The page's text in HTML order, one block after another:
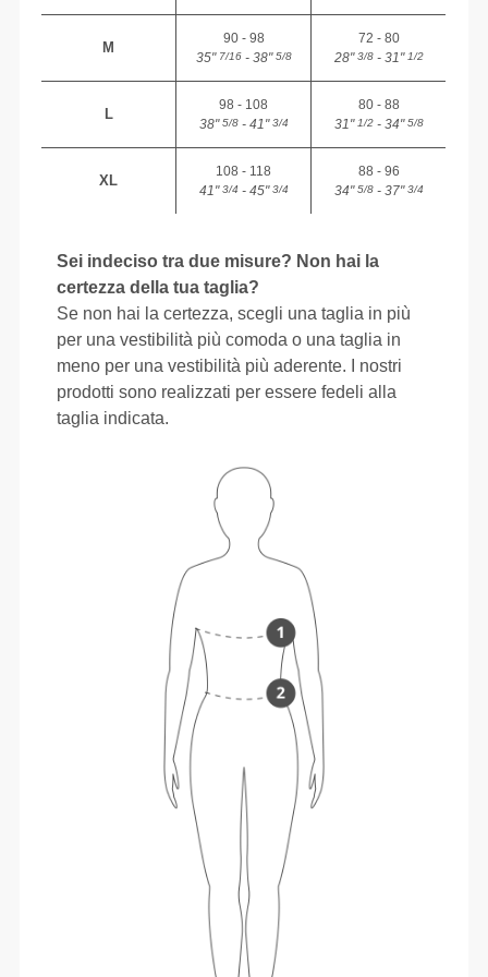
M
90 - 98
35"7/16- 38"5/8
72 - 80
28"3/8- 31"1/2
L
98 - 108
38"5/8- 41"3/4
80 - 88
31"1/2- 34"5/8
XL
108 - 118
41"3/4 - 45"3/4
88 - 96
34"5/8- 37"3/4
Sei indeciso tra due misure? Non hai la
certezza della tua taglia?
Se non hai la certezza, scegli una taglia in più
per una vestibilità più comoda o una taglia in
meno per una vestibilità più aderente. I nostri
prodotti sono realizzati per essere fedeli alla
taglia indicata.